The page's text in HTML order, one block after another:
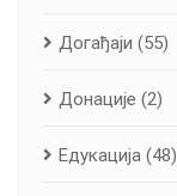
Догађаји (55)
Донације (2)
Едукација (48)